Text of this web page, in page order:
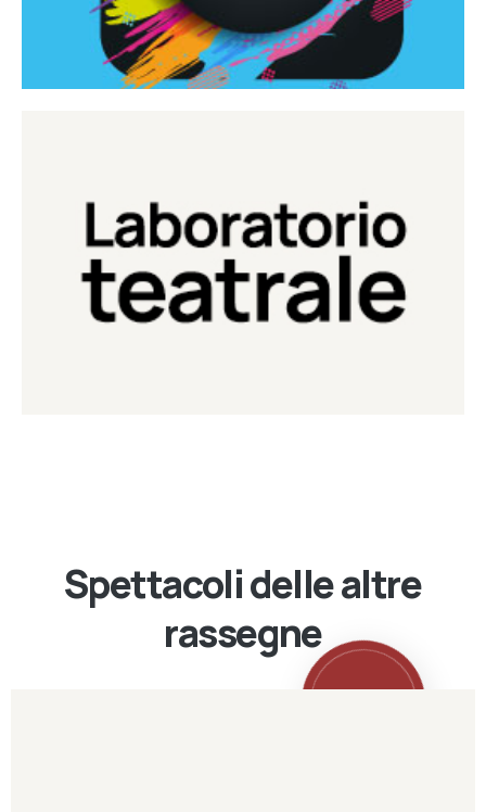
Laboratorio Teatrale
Laboratorio di teatro del Teatro Eduardo de Filippo
Continua
Spettacoli delle altre
rassegne